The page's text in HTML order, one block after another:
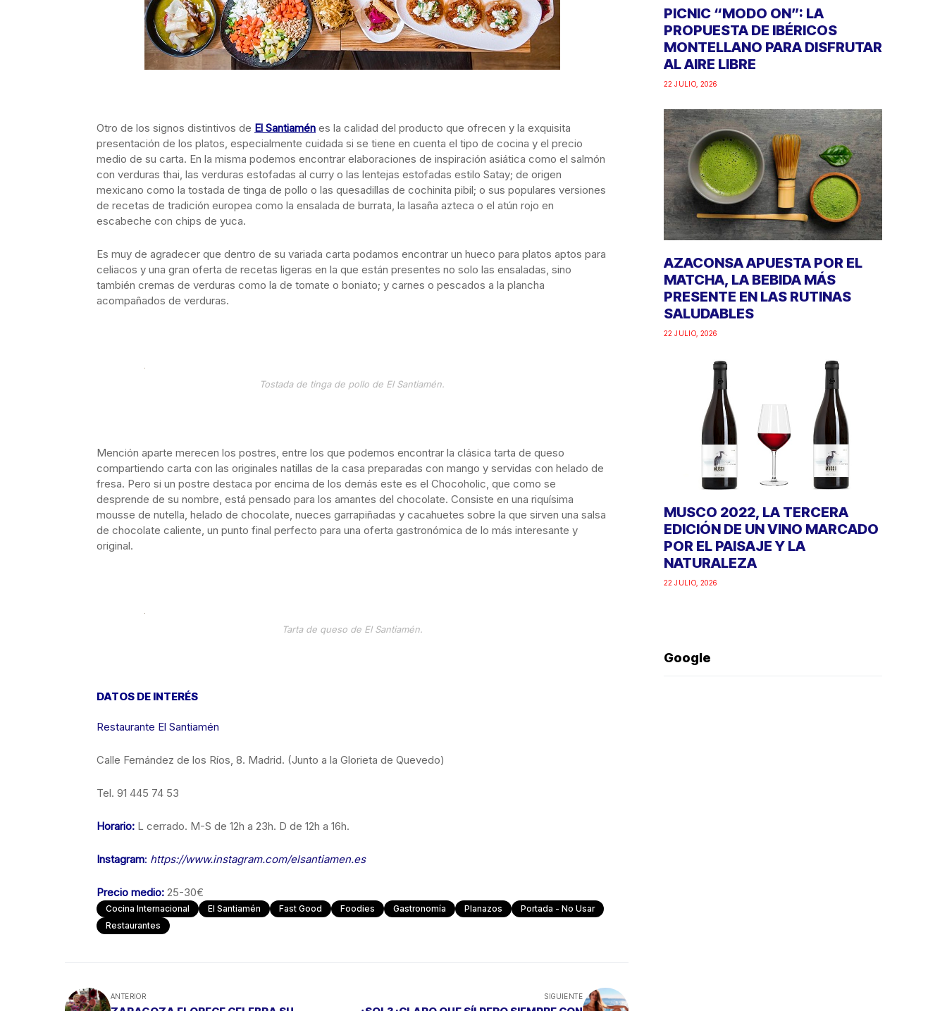
Otro de los signos distintivos de El Santiamén es la calidad del producto que ofrecen y la exquisita
presentación de los platos, especialmente cuidada si se tiene en cuenta el tipo de cocina y el precio
medio de su carta. En la misma podemos encontrar elaboraciones de inspiración asiática como el salmón
con verduras thai, las verduras estofadas al curry o las lentejas estofadas estilo Satay; de origen
mexicano como la tostada de tinga de pollo o las quesadillas de cochinita pibil; o sus populares versiones
de recetas de tradición europea como la ensalada de burrata, la lasaña azteca o el atún rojo en
escabeche con chips de yuca.
Es muy de agradecer que dentro de su variada carta podamos encontrar un hueco para platos aptos para
celiacos y una gran oferta de recetas ligeras en la que están presentes no solo las ensaladas, sino
también cremas de verduras como la de tomate o boniato; y carnes o pescados a la plancha
acompañados de verduras.
Tostada de tinga de pollo de El Santiamén.
Mención aparte merecen los postres, entre los que podemos encontrar la clásica tarta de queso
compartiendo carta con las originales natillas de la casa preparadas con mango y servidas con helado de
fresa. Pero si un postre destaca por encima de los demás este es el Chocoholic, que como se
desprende de su nombre, está pensado para los amantes del chocolate. Consiste en una riquísima
mousse de nutella, helado de chocolate, nueces garrapiñadas y cacahuetes sobre la que sirven una salsa
de chocolate caliente, un punto final perfecto para una oferta gastronómica de lo más interesante y
original.
Tarta de queso de El Santiamén.
DATOS DE INTERÉS
Restaurante El Santiamén
Calle Fernández de los Ríos, 8. Madrid. (Junto a la Glorieta de Quevedo)
Tel. 91 445 74 53
Horario: L cerrado. M-S de 12h a 23h. D de 12h a 16h.
Instagram: https://www.instagram.com/elsantiamen.es
Precio medio: 25-30€
Cocina Internacional El Santiamén Fast Good Foodies Gastronomía Planazos
Portada - No Usar
Restaurantes
ANTERIOR SIGUIENTE
PICNIC “MODO ON”: LA
PROPUESTA DE IBÉRICOS
MONTELLANO PARA DISFRUTAR
AL AIRE LIBRE
22 JULIO, 2026
AZACONSA APUESTA POR EL
MATCHA, LA BEBIDA MÁS
PRESENTE EN LAS RUTINAS
SALUDABLES
22 JULIO, 2026
MUSCO 2022, LA TERCERA
EDICIÓN DE UN VINO MARCADO
POR EL PAISAJE Y LA
NATURALEZA
22 JULIO, 2026
Google